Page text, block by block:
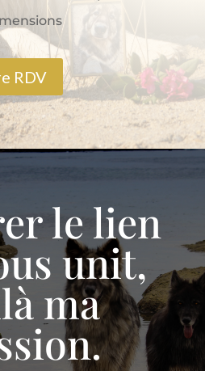
RDV
le lien
unit,
ma